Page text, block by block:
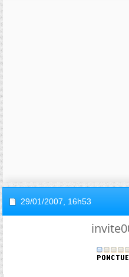
29/01/2007, 16h53